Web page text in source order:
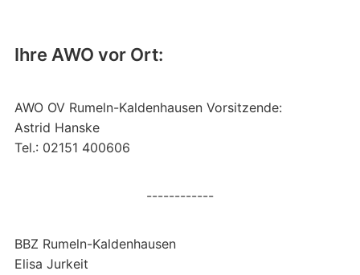
Ihre AWO vor Ort:
AWO OV Rumeln-Kaldenhausen Vorsitzende:
Astrid Hanske
Tel.: 02151 400606
------------
BBZ Rumeln-Kaldenhausen
Elisa Jurkeit